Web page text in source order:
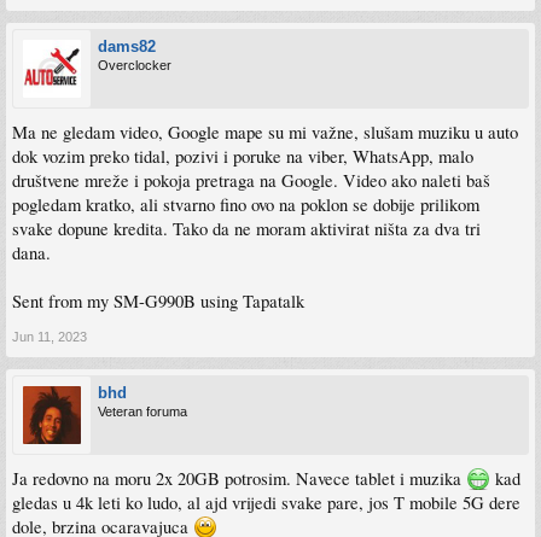
dams82
Overclocker
Ma ne gledam video, Google mape su mi važne, slušam muziku u auto
dok vozim preko tidal, pozivi i poruke na viber, WhatsApp, malo
društvene mreže i pokoja pretraga na Google. Video ako naleti baš
pogledam kratko, ali stvarno fino ovo na poklon se dobije prilikom
svake dopune kredita. Tako da ne moram aktivirat ništa za dva tri
dana.
Sent from my SM-G990B using Tapatalk
Jun 11, 2023
bhd
Veteran foruma
Ja redovno na moru 2x 20GB potrosim. Navece tablet i muzika
kad
gledas u 4k leti ko ludo, al ajd vrijedi svake pare, jos T mobile 5G dere
dole, brzina ocaravajuca